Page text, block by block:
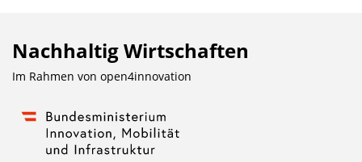
Nachhaltig Wirtschaften
Im Rahmen von open4innovation